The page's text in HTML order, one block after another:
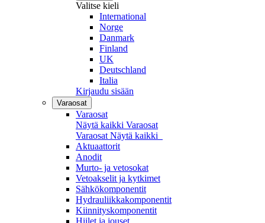
Valitse kieli
International
Norge
Danmark
Finland
UK
Deutschland
Italia
Kirjaudu sisään
Varaosat
Varaosat
Näytä kaikki Varaosat
Varaosat Näytä kaikki
Aktuaattorit
Anodit
Murto- ja vetosokat
Vetoakselit ja kytkimet
Sähkökomponentit
Hydrauliikkakomponentit
Kiinnityskomponentit
Hiilet ja jouset